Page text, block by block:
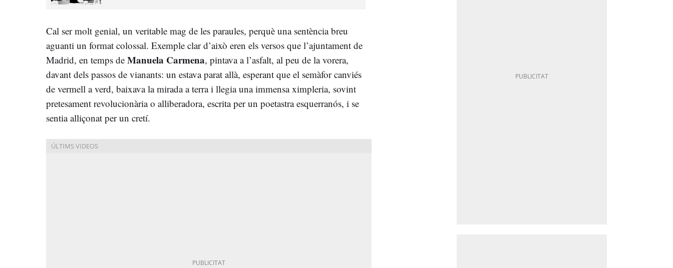
Cal ser molt genial, un veritable mag de les paraules, perquè una sentència breu
aguanti un format colossal. Exemple clar d’això eren els versos que l’ajuntament de
Madrid, en temps de Manuela Carmena, pintava a l’asfalt, al peu de la vorera,
davant dels passos de vianants: un estava parat allà, esperant que el semàfor canviés
de vermell a verd, baixava la mirada a terra i llegia una immensa ximpleria, sovint
pretesament revolucionària o alliberadora, escrita per un poetastra esquerranós, i se
sentia alliçonat per un cretí.